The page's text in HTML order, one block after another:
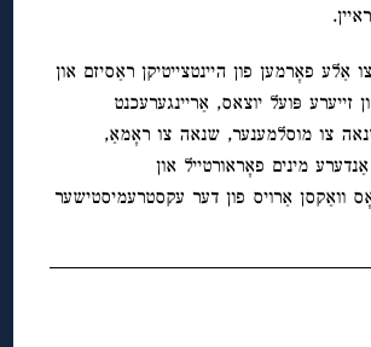
פאָרמען פון היינטצייטיקן ראַסיזם און
זייערע פּועל יוצאס, אַריינגערעכנט
צו מוסלמענער, שנאה צו ראָמאַ,
מינים פאָראורטייל און
וואַקסן אַרויס פון דער עקסטרעמיסטישער